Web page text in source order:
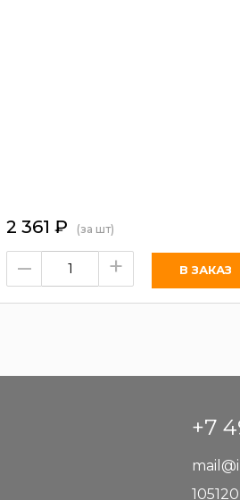
2 361 ₽ (за шт)
– +
+7